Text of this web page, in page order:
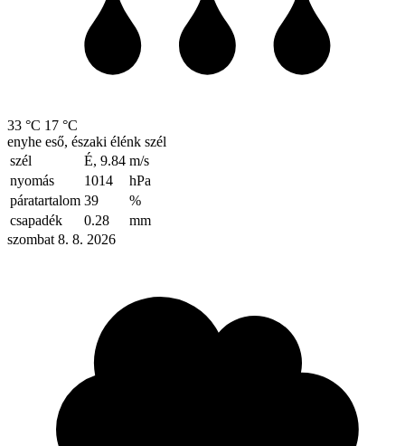
33 °C 17 °C
enyhe eső, északi élénk szél
szél
É, 9.84 m/s
nyomás
1014
hPa
páratartalom 39
%
csapadék
0.28
mm
szombat 8. 8. 2026